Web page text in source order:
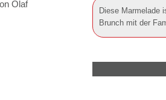
Diese Marmelade
Brunch mit der